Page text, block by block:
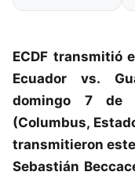
ECDF transmitió
Ecuador vs.
domingo 7 de
(Columbus,
transmitieron
Sebastián